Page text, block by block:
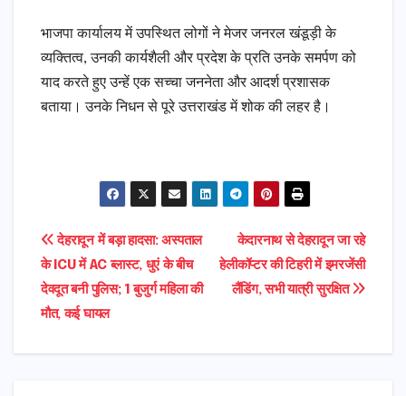
भाजपा कार्यालय में उपस्थित लोगों ने मेजर जनरल खंडूड़ी के
व्यक्तित्व, उनकी कार्यशैली और प्रदेश के प्रति उनके समर्पण को
याद करते हुए उन्हें एक सच्चा जननेता और आदर्श प्रशासक
बताया। उनके निधन से पूरे उत्तराखंड में शोक की लहर है।
Post
navigation
केदारनाथ से देहरादून जा रहे
हेलीकॉप्टर की टिहरी में इमरजेंसी
लैंडिंग, सभी यात्री सुरक्षित
देहरादून में बड़ा हादसा: अस्पताल
के ICU में AC ब्लास्ट, धुएं के बीच
देवदूत बनी पुलिस; 1 बुजुर्ग महिला की
मौत, कई घायल